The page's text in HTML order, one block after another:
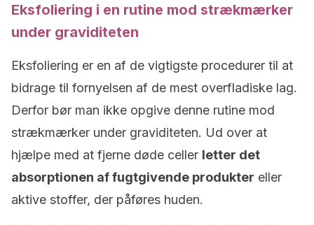
Eksfoliering i en rutine mod strækmærker
under graviditeten
Eksfoliering er en af de vigtigste procedurer til at
bidrage til fornyelsen af de mest overfladiske lag.
Derfor bør man ikke opgive denne rutine mod
strækmærker under graviditeten. Ud over at
hjælpe med at fjerne døde celler letter det
absorptionen af fugtgivende produkter eller
aktive stoffer, der påføres huden.